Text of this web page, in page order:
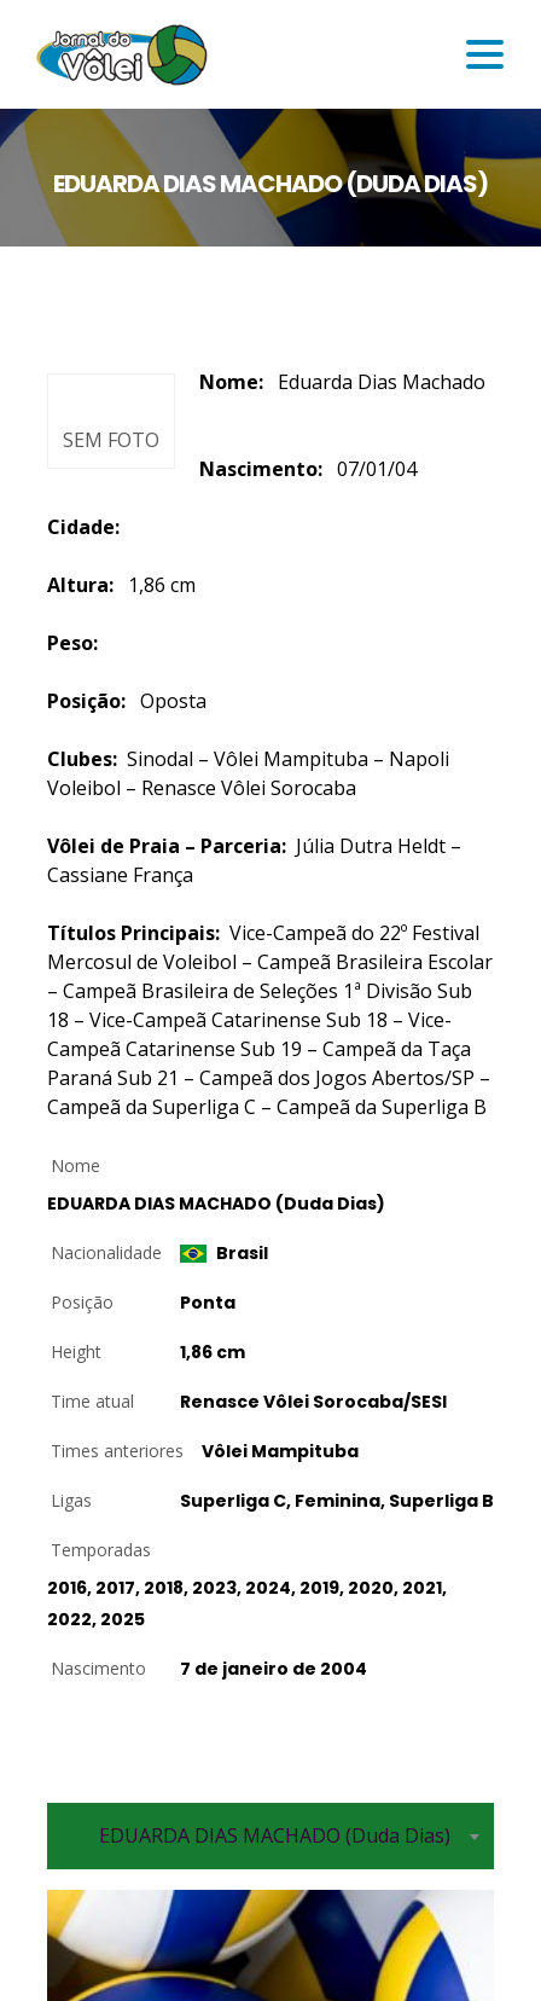
EDUARDA DIAS MACHADO (DUDA DIAS)
SEM FOTO
Nome: Eduarda Dias Machado
Nascimento: 07/01/04
Cidade:
Altura: 1,86 cm
Peso:
Posição: Oposta
Clubes: Sinodal – Vôlei Mampituba – Napoli
Voleibol – Renasce Vôlei Sorocaba
Vôlei de Praia – Parceria: Júlia Dutra Heldt –
Cassiane França
Títulos Principais: Vice-Campeã do 22º Festival
Mercosul de Voleibol – Campeã Brasileira Escolar
– Campeã Brasileira de Seleções 1ª Divisão Sub
18 – Vice-Campeã Catarinense Sub 18 – Vice-
Campeã Catarinense Sub 19 – Campeã da Taça
Paraná Sub 21 – Campeã dos Jogos Abertos/SP –
Campeã da Superliga C – Campeã da Superliga B
Nome
EDUARDA DIAS MACHADO (Duda Dias)
Nacionalidade Brasil
Posição Ponta
Height 1,86 cm
Time atual Renasce Vôlei Sorocaba/SESI
Times anteriores Vôlei Mampituba
Ligas Superliga C, Feminina, Superliga B
Temporadas
2016, 2017, 2018, 2023, 2024, 2019, 2020, 2021,
2022, 2025
Nascimento 7 de janeiro de 2004
EDUARDA DIAS MACHADO (Duda Dias)